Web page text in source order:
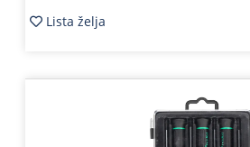
Lista želja